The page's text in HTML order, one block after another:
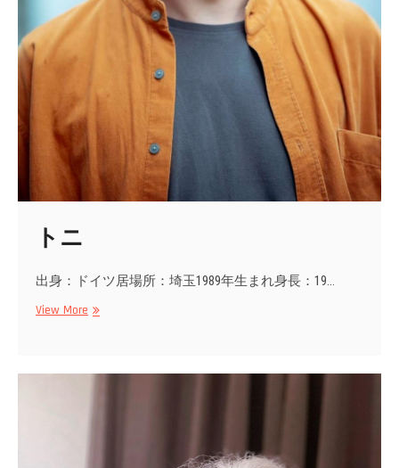
トニ
出身：ドイツ居場所：埼玉1989年生まれ身長：19…
View More ト